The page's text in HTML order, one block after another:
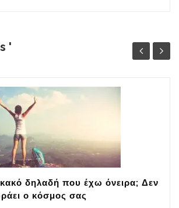
'
κακό δηλαδή που έχω όνειρα; Δεν
ο κόσμος σας